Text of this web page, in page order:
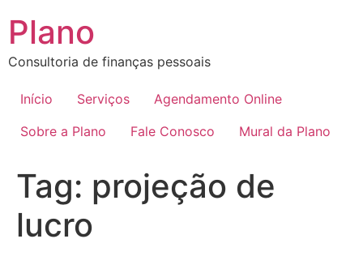
Plano
Consultoria de finanças pessoais
Início Serviços
Agendamento Online
Sobre a Plano
Fale Conosco Mural da Plano
Tag: projeção de
lucro